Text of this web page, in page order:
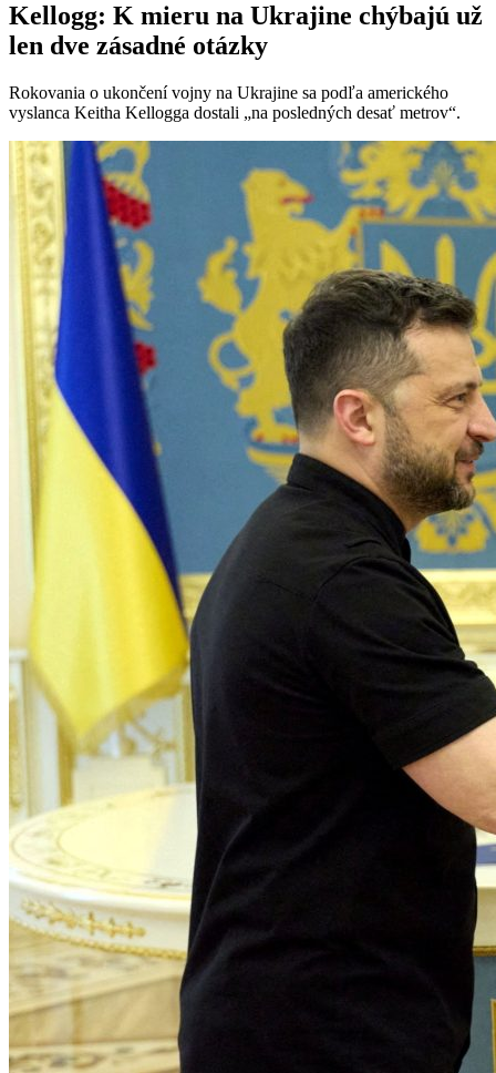
Kellogg: K mieru na Ukrajine chýbajú už
len dve zásadné otázky
Rokovania o ukončení vojny na Ukrajine sa podľa amerického
vyslanca Keitha Kellogga dostali „na posledných desať metrov“.